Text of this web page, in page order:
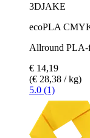
3DJAKE
ecoPLA
Allround PLA-
€ 14,19
(€ 28,38 / kg)
5.0 (1)